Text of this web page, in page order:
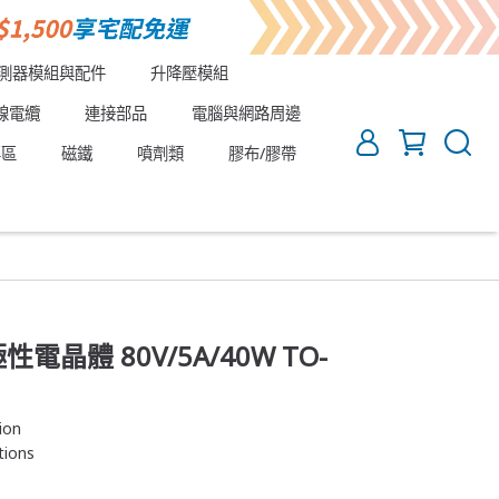
器模組與配件
升降壓模組
電纜
連接部品
電腦與網路周邊
磁鐵 噴劑類 膠布/膠帶
電晶體 80V/5A/40W TO-